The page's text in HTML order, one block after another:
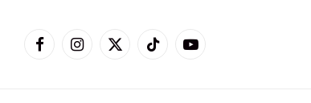
FacebookInstagram
X
TikTokYouTube